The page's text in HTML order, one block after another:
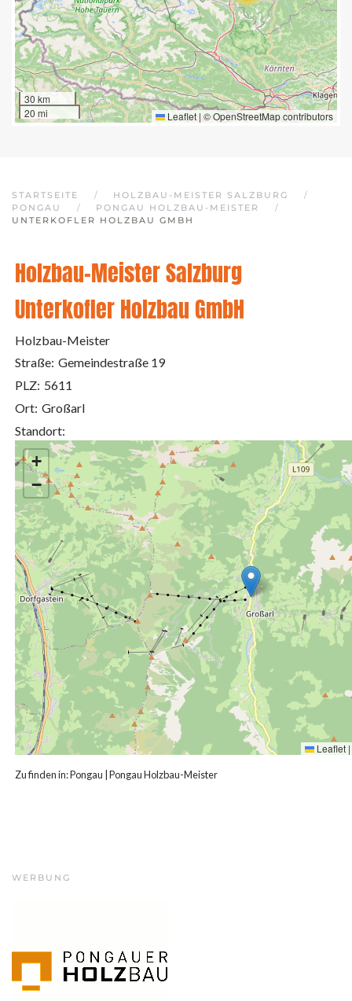
30 km
20 mi
Leaflet | ©OpenStreetMapcontributors
STARTSEITE
HOLZBAU-MEISTER SALZBURG
PONGAU
PONGAU HOLZBAU-MEISTER
UNTERKOFLER HOLZBAU GMBH
Holzbau-Meister Salzburg
Unterkofler Holzbau GmbH
Holzbau-Meister
Straße: Gemeindestraße 19
PLZ: 5611
Ort: Großarl
Standort:
+
−
Leaflet |
Zu finden in:Pongau Pongau Holzbau-Meister
WERBUNG